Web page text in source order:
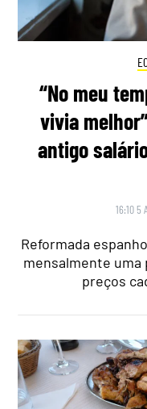
“No meu
vivia
antigo
16:10 5
Reformada
mensalmente uma
preços